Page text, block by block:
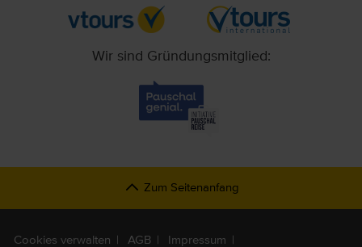
Wir sind Gründungsmitglied:
Zum Seitenanfang
Cookies verwalten AGB Impressum